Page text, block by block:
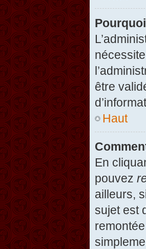
être
Haut
En
pouvez
ailleurs,
sujet est